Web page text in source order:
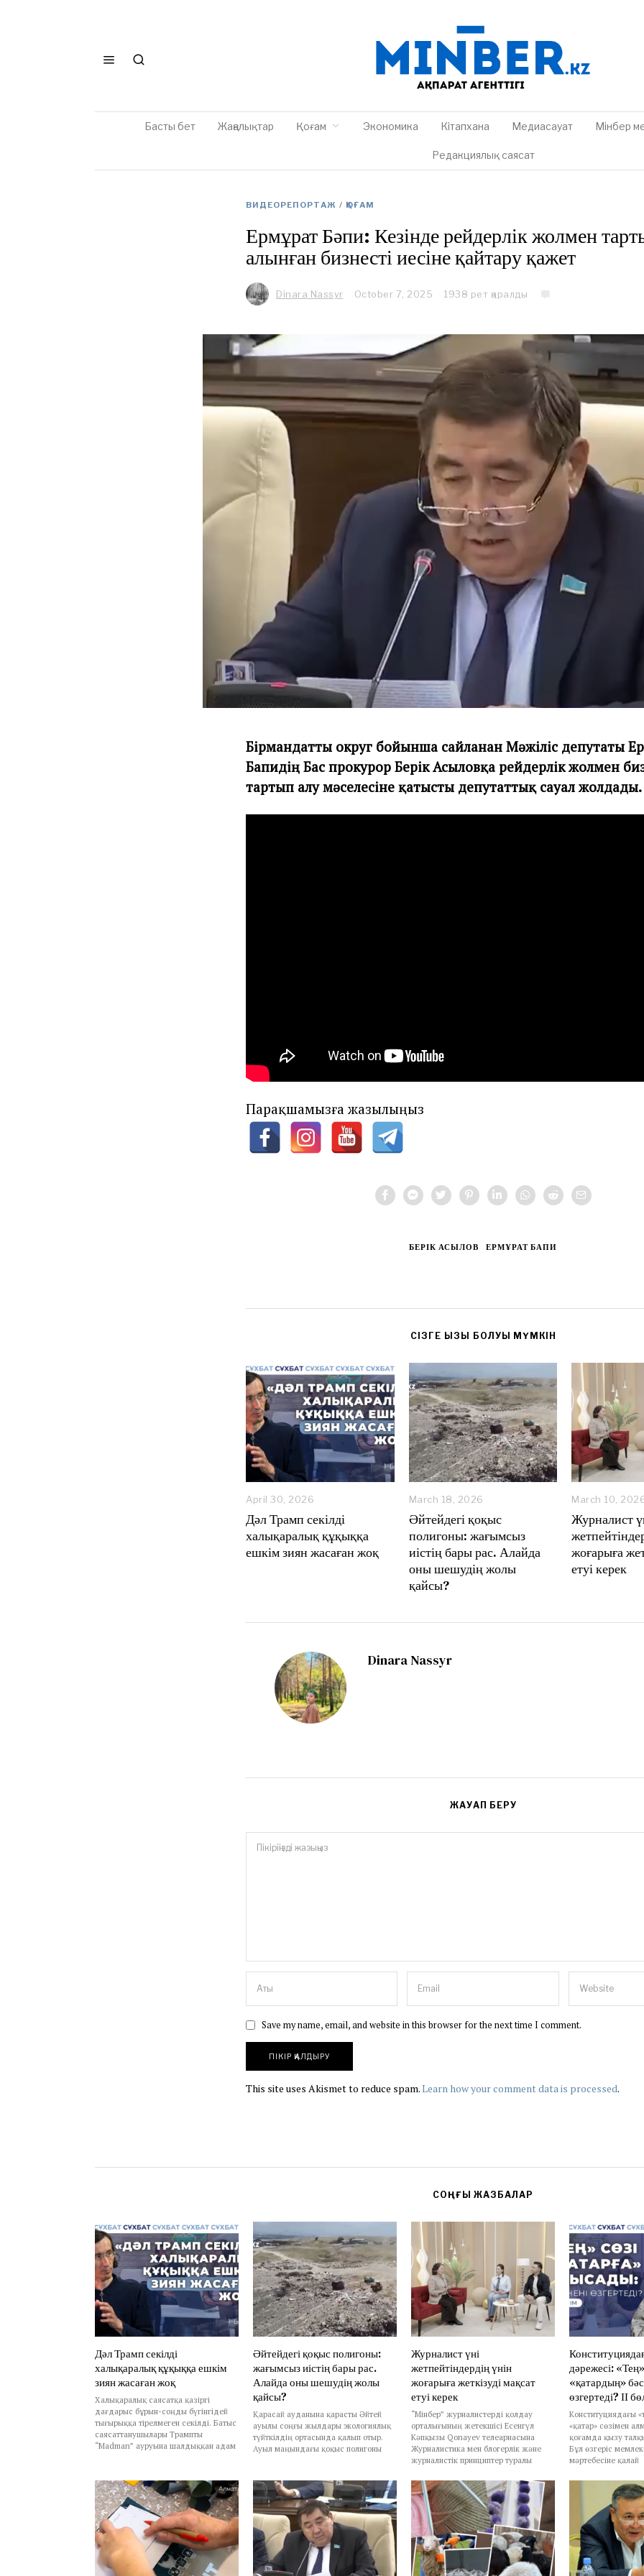
Басты бет Жаңалықтар Қоғам Экономика Кітапхана Медиасауат Мінбер
Редакциялық саясат
ВИДЕОРЕПОРТАЖ / ҚОҒАМ
Ермұрат Бәпи: Кезінде рейдерлік жолмен
алынған бизнесті иесіне қайтару қажет
Dinara Nassyr October 7, 2025 1938 рет қаралды
Бірмандатты округ бойынша сайланған Мәжіліс депутаты
Бапидің Бас прокурор Берік Асыловқа рейдерлік жолмен
тартып алу мәселесіне қатысты депутаттық сауал жолдады.
Парақшамызға жазылыңыз
БЕРІК АСЫЛОВ ЕРМҰРАТ БАПИ
CІЗГЕ ҚЫЗЫҚ БОЛУЫ МҮМКІН
April 30, 2026
y
1
,
Дәл Трамп секілді
халықаралық құқыққа
ешкім зиян жасаған жоқ
March 18, 2026
Әйтейдегі қоқыс
полигоны: жағымсыз
иістің бары рас. Алайда
оны шешудің жолы
қайсы?
March 10,
Журналист
жоғарыға
етуі керек
Dinara Nassyr
ЖАУАП БЕРУ
Save my name, email, and website in this browser for the next time I comment.
This site uses Akismet to reduce spam.Learn how your comment data is processed.
СОҢҒЫ ЖАЗБАЛАР
Дәл Трамп секілді
халықаралық құқыққа ешкім
зиян жасаған жоқ
Халықаралық саясатқа қазіргі
дағдарыс бұрын-соңды бүгінгідей
тығырыққа тірелмеген секілді. Батыс
саясаттанушылары Трампты
“Madman” ауруына шалдыққан адам
Әйтейдегі қоқыс полигоны:
жағымсыз иістің бары рас.
Алайда оны шешудің жолы
қайсы?
Қарасай ауданына қарасты Әйтей
ауылы соңғы жылдары экологиялық
түйткілдің ортасында қалып отыр.
Ауыл маңындағы қоқыс полигоны
Журналист үні
жетпейтіндердің үнін
жоғарыға жеткізуді мақсат
етуі керек
“Мінбер” журналистерді қолдау
орталығының жетекшісі Есенгүл
Кәпқызы Qonayev телеарнасына
Журналистика мен блогерлік және
журналистік принциптер туралы
дәрежесі:
«қатардың»
өзгертеді? ІІ
Конституциядағы
«қатар» сөзімен
қоғамда қызу
Бұл өзгеріс
мәртебесіне қалай